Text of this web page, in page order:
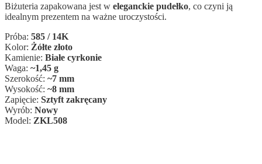
Biżuteria zapakowana jest w eleganckie pudełko, co czyni ją
idealnym prezentem na ważne uroczystości.
Próba: 585 / 14K
Kolor: Żółte złoto
Kamienie: Białe cyrkonie
Waga: ~1,45 g
Szerokość: ~7 mm
Wysokość: ~8 mm
Zapięcie: Sztyft zakręcany
Wyrób: Nowy
Model: ZKL508